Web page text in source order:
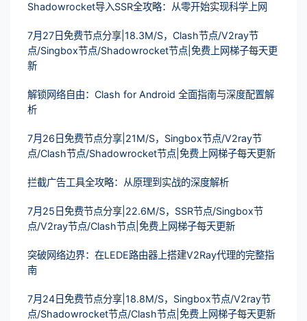
Shadowrocket导入SSR全攻略：从零开始实现科学上网
7月27日免费节点分享|18.3M/S，Clash节点/V2ray节
点/Singbox节点/Shadowrocket节点|免费上网梯子每天更
新
解锁网络自由：Clash for Android 全面指南与深度配置解
析
7月26日免费节点分享|21M/S，Singbox节点/V2ray节
点/Clash节点/Shadowrocket节点|免费上网梯子每天更新
拦截广告工具全攻略：从原理到实战的深度解析
7月25日免费节点分享|22.6M/S，SSR节点/Singbox节
点/V2ray节点/Clash节点|免费上网梯子每天更新
突破网络边界：在LEDE路由器上搭建V2Ray代理的完整指
南
7月24日免费节点分享|18.8M/S，Singbox节点/V2ray节
点/Shadowrocket节点/Clash节点|免费上网梯子每天更新